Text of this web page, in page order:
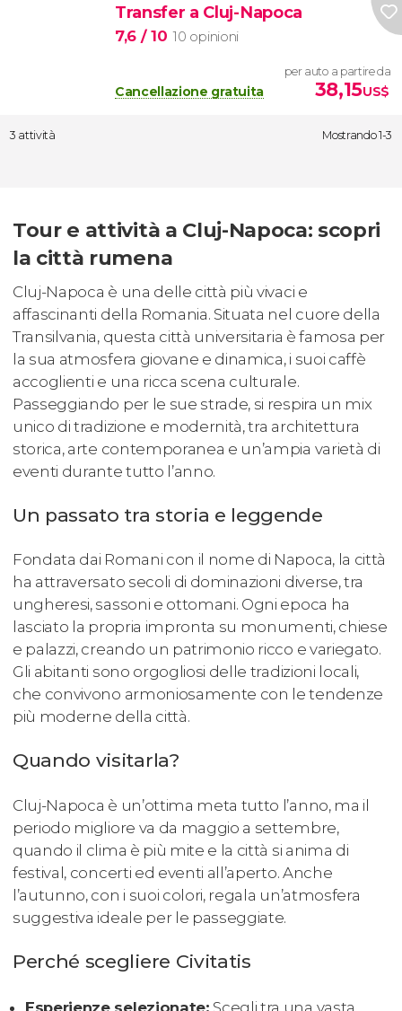
Transfer a Cluj-Napoca
7,6 / 10 10 opinioni
Cancellazione gratuita
per auto a partire da
38,15US$
3 attività Mostrando 1-3
Tour e attività a Cluj-Napoca: scopri
la città rumena
Cluj-Napoca è una delle città più vivaci e
affascinanti della Romania. Situata nel cuore della
Transilvania, questa città universitaria è famosa per
la sua atmosfera giovane e dinamica, i suoi caffè
accoglienti e una ricca scena culturale.
Passeggiando per le sue strade, si respira un mix
unico di tradizione e modernità, tra architettura
storica, arte contemporanea e un’ampia varietà di
eventi durante tutto l’anno.
Un passato tra storia e leggende
Fondata dai Romani con il nome di Napoca, la città
ha attraversato secoli di dominazioni diverse, tra
ungheresi, sassoni e ottomani. Ogni epoca ha
lasciato la propria impronta su monumenti, chiese
e palazzi, creando un patrimonio ricco e variegato.
Gli abitanti sono orgogliosi delle tradizioni locali,
che convivono armoniosamente con le tendenze
più moderne della città.
Quando visitarla?
Cluj-Napoca è un’ottima meta tutto l’anno, ma il
periodo migliore va da maggio a settembre,
quando il clima è più mite e la città si anima di
festival, concerti ed eventi all’aperto. Anche
l’autunno, con i suoi colori, regala un’atmosfera
suggestiva ideale per le passeggiate.
Perché scegliere Civitatis